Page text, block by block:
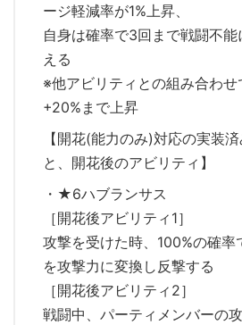
ージ軽減率が1%上昇、
自身は確率で3回まで戦闘不
える
※他アビリティとの組み合わ
+20%まで上昇
【開花(能力のみ)対応の実装
と、開花後のアビリティ】
・★6ハブランサス
［開花後アビリティ1］
攻撃を受けた時、100%の確
を攻撃力に変換し反撃する
［開花後アビリティ2］
戦闘中、パーティメンバーの